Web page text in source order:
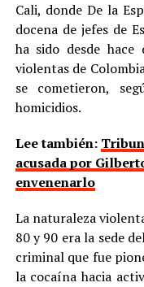
Cali, donde De la
docena de jefes de
ha sido desde hace
violentas de
se cometieron,
homicidios.
Lee también:
acusada por
envenenarlo
La naturaleza
80 y 90 era la sede
criminal que fue
la cocaína hacia